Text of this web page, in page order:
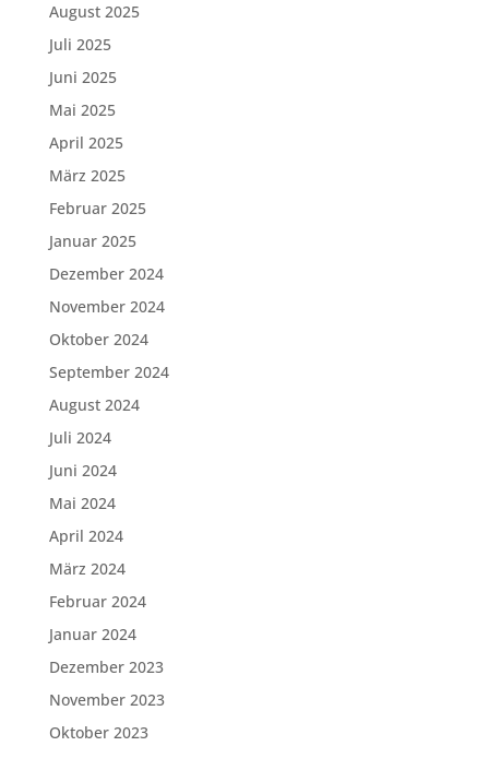
August 2025
Juli 2025
Juni 2025
Mai 2025
April 2025
März 2025
Februar 2025
Januar 2025
Dezember 2024
November 2024
Oktober 2024
September 2024
August 2024
Juli 2024
Juni 2024
Mai 2024
April 2024
März 2024
Februar 2024
Januar 2024
Dezember 2023
November 2023
Oktober 2023